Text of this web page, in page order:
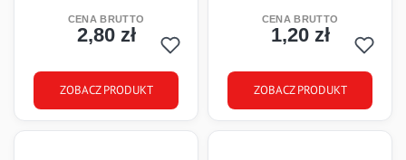
Cena
2,80 zł
ZOBACZ PRODUKT
Cena
1,20 zł
ZOBACZ PRODUKT